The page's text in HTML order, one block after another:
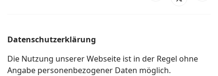
Datenschutzerklärung
Die Nutzung unserer Webseite ist in der Regel ohne
Angabe personenbezogener Daten möglich.